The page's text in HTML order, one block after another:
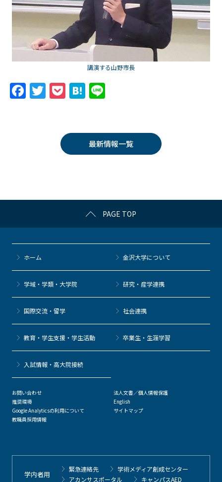
講演する山野市長
F
k
T
er
P
k
et
H
n
a
最新情報一覧
PAGE TOP
ホーム 金沢大学について
学域・学類・大学院 研究・産学連携
国際交流・留学 社会連携
教育・学生支援・学生活動 卒業生・生涯学習
⼊試情報・高大院接続
お問い合わせ
推奨環境
Google Analyticsの利用について
教職員採用情報
法人文書／個人情報保護
English
サイトマップ
学内者用
緊急連絡先
学術メディア創成センター
アカンサスポータル
キャンパスAED